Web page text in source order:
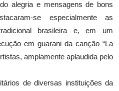
alegria e mensagens de bons
se especialmente as
brasileira e, em um
em guarani da canção “La
amplamente aplaudida pelo
de diversas instituições da